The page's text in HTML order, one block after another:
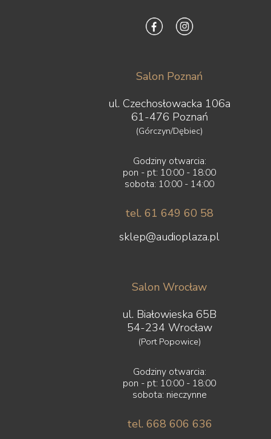
Salon Poznań
ul. Czechosłowacka 106a
61-476 Poznań
(Górczyn/Dębiec)
Godziny otwarcia:
pon - pt: 10:00 - 18:00
sobota: 10:00 - 14:00
tel. 61 649 60 58
sklep@audioplaza.pl
Salon Wrocław
ul. Białowieska 65B
54-234 Wrocław
(Port Popowice)
Godziny otwarcia:
pon - pt: 10:00 - 18:00
sobota: nieczynne
tel. 668 606 636